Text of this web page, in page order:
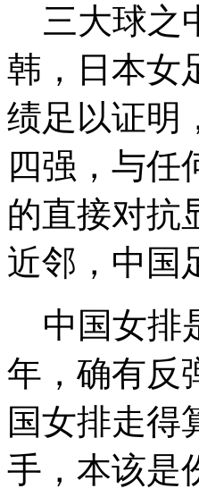
三大球之
韩，日本女
绩足以证明
四强，与任
的直接对抗
近邻，中国
中国女排
年，确有反
国女排走得
手，本该是